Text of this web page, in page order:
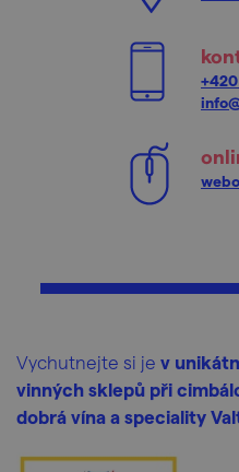
Vychutnejte si je v
vinných sklepů při
dobrá vína a speciality